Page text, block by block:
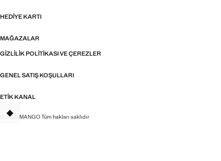
HEDIYE KARTI
MAĞAZALAR
GIZLILIK POLITIKASI VE ÇEREZLER
GENEL SATIŞ KOŞULLARI
ETIK KANAL
© 2026 MANGO Tüm hakları saklıdır